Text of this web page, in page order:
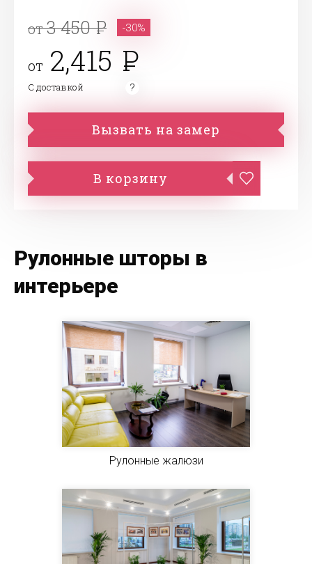
от3 450 -30%
от 2,415
С доставкой
Вызвать на замер
В корзину
Рулонные шторы в
интерьере
Рулонные жалюзи